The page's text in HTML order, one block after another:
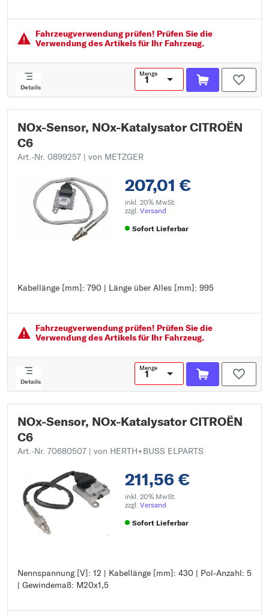
Montage/Demontage durch Fachpersonal erforderlich!:
Fahrzeugver­wendung prüfen! Prüfen Sie die
Verwendung des Artikels für Ihr Fahrzeug.
Details
Menge
NOx-Sensor, NOx-Katalysator CITROËN
C6
Art.-Nr. 0899257 | von METZGER
207,01 €
inkl. 20% MwSt.
zzgl. Versand
Sofort Lieferbar
Kabellänge [mm]: 790 | Länge über Alles [mm]: 995
Kabellänge [mm]: 790
Fahrzeugver­wendung prüfen! Prüfen Sie die
Verwendung des Artikels für Ihr Fahrzeug.
Details
Menge
NOx-Sensor, NOx-Katalysator CITROËN
C6
Art.-Nr. 70680507 | von HERTH+BUSS ELPARTS
211,56 €
inkl. 20% MwSt.
zzgl. Versand
Sofort Lieferbar
Nennspannung [V]: 12 | Kabellänge [mm]: 430 | Pol-Anzahl: 5
| Gewindemaß: M20x1,5
Nennspannung [V]: 12
Kabellänge [mm]: 430
Gewindemaß: M20x1,5